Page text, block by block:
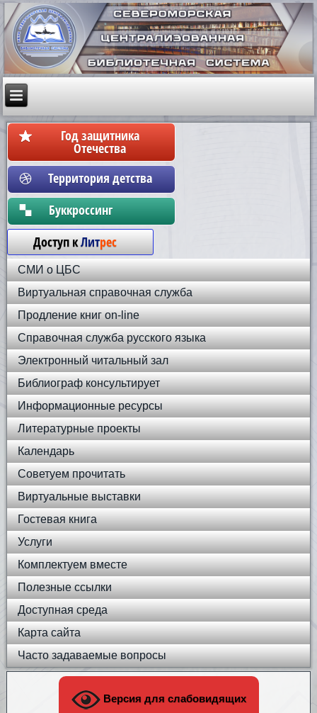
Год защитника
Отечества
Территория детства
Бyккpoccинг
Доступ кЛитрес
СМИ о ЦБС
Виртуальная справочная служба
Продление книг on-line
Справочная служба русского языка
Электронный читальный зал
Библиограф консультирует
Информационные ресурсы
Литературные проекты
Календарь
Советуем прочитать
Виртуальные выставки
Гостевая книга
Услуги
Комплектуем вместе
Полезные ссылки
Доступная среда
Карта сайта
Часто задаваемые вопросы
Версия для слабовидящих